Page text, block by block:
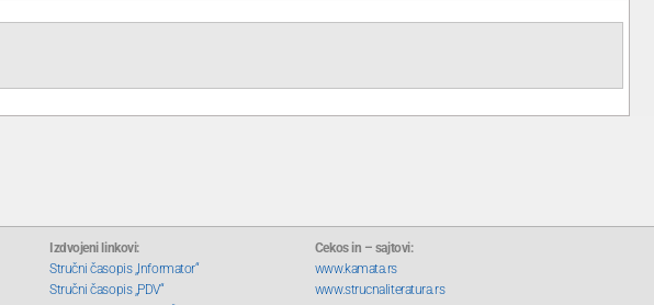
Izdvojeni linkovi:
Stručni časopis „Informator“
Stručni časopis „PDV“
Cekos in – sajtovi:
www.kamata.rs
www.strucnaliteratura.rs